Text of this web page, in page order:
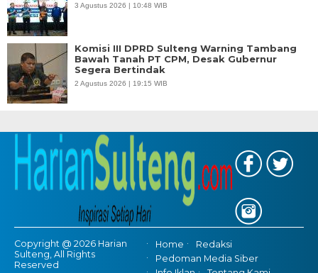
3 Agustus 2026 | 10:48 WIB
Komisi III DPRD Sulteng Warning Tambang
Bawah Tanah PT CPM, Desak Gubernur
Segera Bertindak
2 Agustus 2026 | 19:15 WIB
Copyright @ 2026 Harian
Sulteng, All Rights
Reserved
Home
Redaksi
Pedoman Media Siber